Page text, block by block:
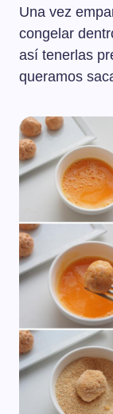
Una vez
congelar
así tenerlas
queramos